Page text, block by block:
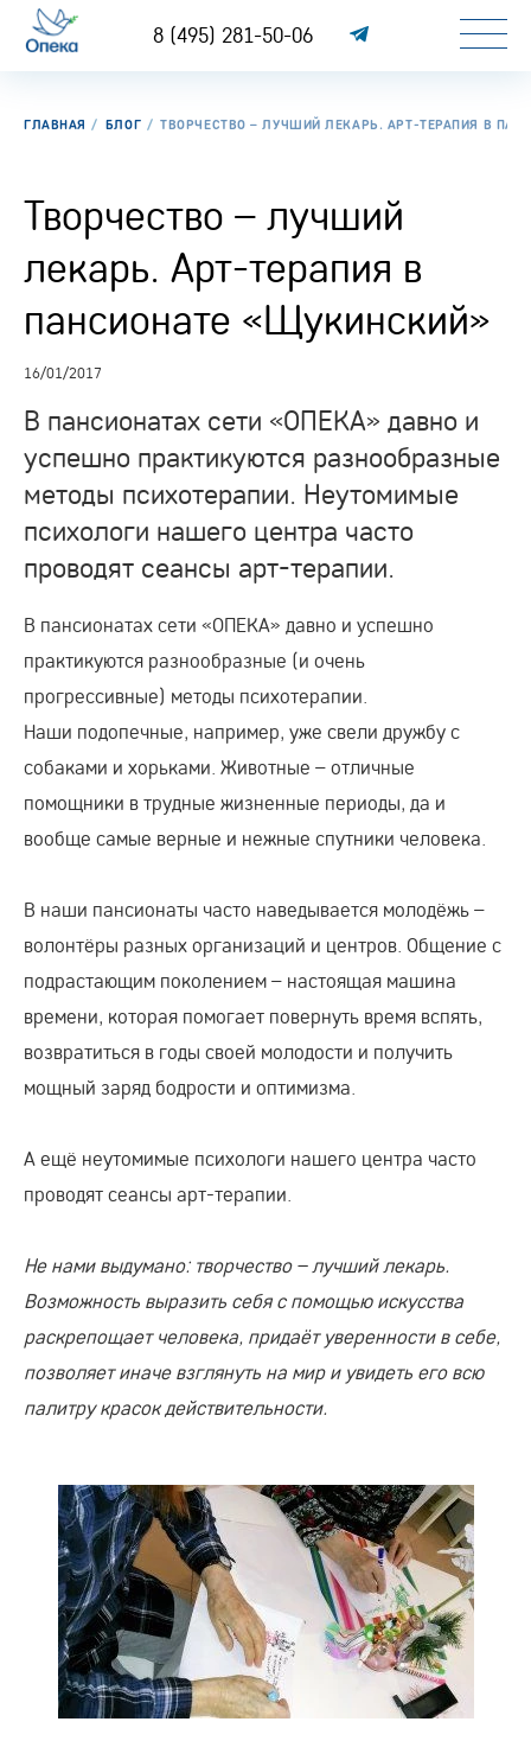
8 (495) 281-50-06
ГЛАВНАЯ БЛОГ ТВОРЧЕСТВО – ЛУЧШИЙ ЛЕКАРЬ. АРТ-ТЕРАПИЯ В
Творчество – лучший
лекарь. Арт-терапия в
пансионате «Щукинский»
16/01/2017
В пансионатах сети «ОПЕКА» давно и
успешно практикуются разнообразные
методы психотерапии. Неутомимые
психологи нашего центра часто
проводят сеансы арт-терапии.
В пансионатах сети «ОПЕКА» давно и успешно
практикуются разнообразные (и очень
прогрессивные) методы психотерапии.
Наши подопечные, например, уже свели дружбу с
собаками и хорьками. Животные – отличные
помощники в трудные жизненные периоды, да и
вообще самые верные и нежные спутники человека.
В наши пансионаты часто наведывается молодёжь –
волонтёры разных организаций и центров. Общение с
подрастающим поколением – настоящая машина
времени, которая помогает повернуть время вспять,
возвратиться в годы своей молодости и получить
мощный заряд бодрости и оптимизма.
А ещё неутомимые психологи нашего центра часто
проводят сеансы арт-терапии.
Не нами выдумано: творчество – лучший лекарь.
Возможность выразить себя с помощью искусства
раскрепощает человека, придаёт уверенности в себе,
позволяет иначе взглянуть на мир и увидеть его всю
палитру красок действительности.